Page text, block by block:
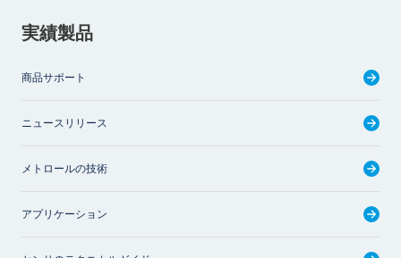
実績製品
商品サポート
ニュースリリース
メトロールの技術
アプリケーション